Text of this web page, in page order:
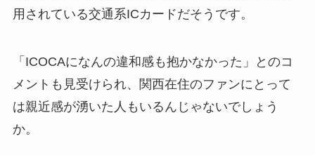
用されている交通系ICカードだそうです。
「 ICOCAになんの違和感も抱かなかった 」とのコ
メントも見受けられ、関西在住のファンにとって
は親近感が湧いた人もいるんじゃないでしょう
か。